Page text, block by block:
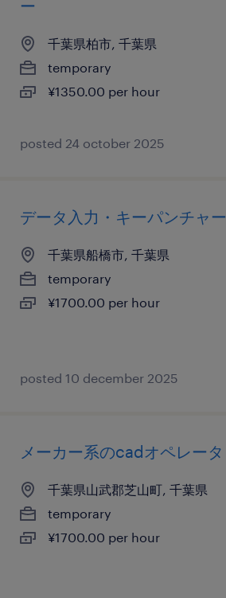
ー
千葉県柏市, 千葉県
temporary
¥1350.00 per hour
posted 24 october 2025
データ入力・キーパンチャー
千葉県船橋市, 千葉県
temporary
¥1700.00 per hour
posted 10 december 2025
メーカー系のcadオペレータ
千葉県山武郡芝山町, 千葉県
temporary
¥1700.00 per hour